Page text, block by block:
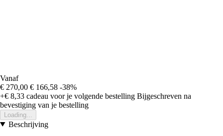
Vanaf
€ 270,00 € 166,58 -38%
+€ 8,33 cadeau voor je volgende bestelling Bijgeschreven na
bevestiging van je bestelling
Loading...
Beschrijving